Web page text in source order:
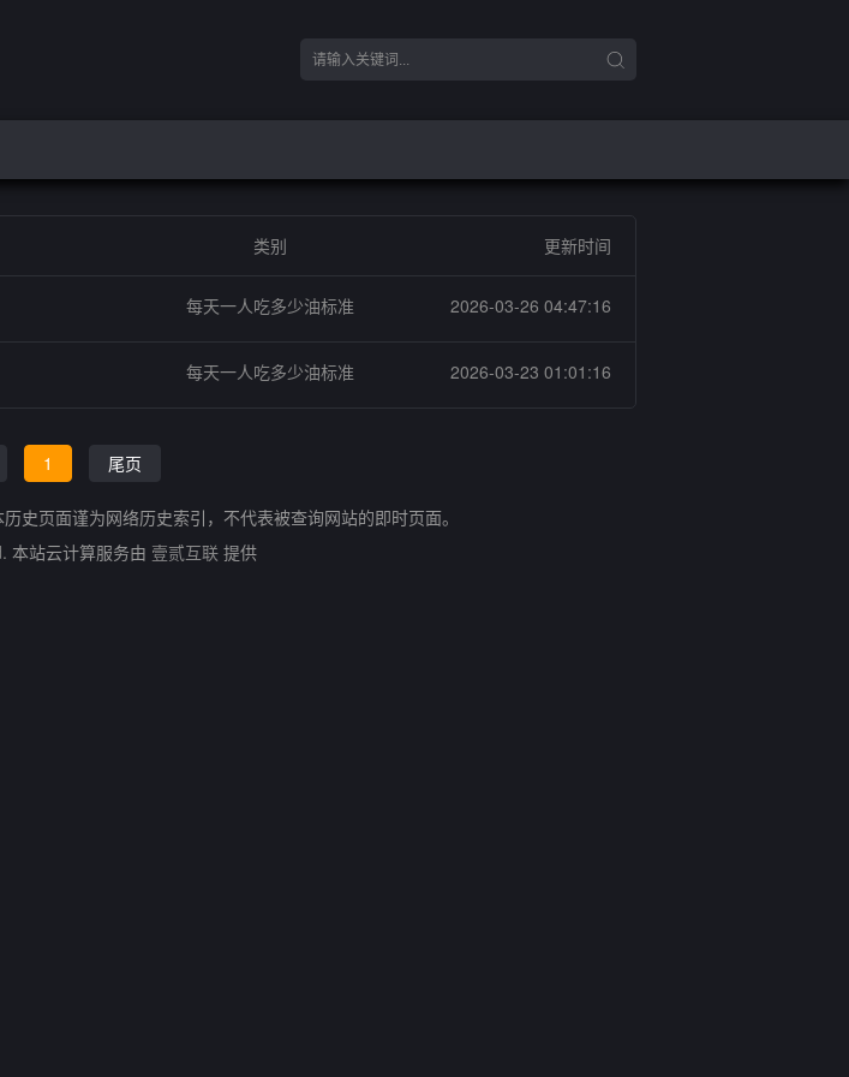
类别 更新时间
每天一人吃多少油标准 2026-03-26 04:47:16
每天一人吃多少油标准 2026-03-23 01:01:16
1 尾页
史页面谨为网络历史索引，不代表被查询网站的即时页面。
本站云计算服务由 壹贰互联 提供